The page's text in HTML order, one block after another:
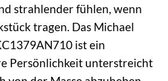
strahlender fühlen, wenn
tragen. Das Michael
ist ein
Persönlichkeit unterstreicht